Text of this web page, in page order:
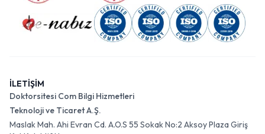
İLETİŞİM
Doktorsitesi Com Bilgi Hizmetleri
Teknoloji ve Ticaret A.Ş.
Maslak Mah. Ahi Evran Cd. A.O.S 55 Sokak No:2 Aksoy Plaza Giriş